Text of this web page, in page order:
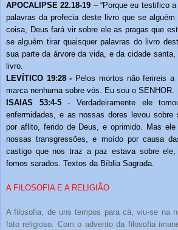
APOCALIPSE 22.18-19 – “Porque eu testifico
palavras da profecia deste livro que se
coisa, Deus fará vir sobre ele as pragas que
se alguém tirar quaisquer palavras do livro
sua parte da árvore da vida, e da cidade
livro.
LEVÍTICO 19:28 - Pelos mortos não ferireis
marca nenhuma sobre vós. Eu sou o SENHOR.
ISAIAS 53:4-5-Verdadeiramente ele
enfermidades, e as nossas dores levou
por aflito, ferido de Deus, e oprimido. Mas
nossas transgressões, e moído por causa
castigo que nos traz a paz estava sobre
fomos sarados. Textos da Bíblia Sagrada.
A FILOSOFIA E A RELIGIÃO
A filosofia, de uns tempos para cá, viu-se na
fato religioso. Com o advento da filosofia